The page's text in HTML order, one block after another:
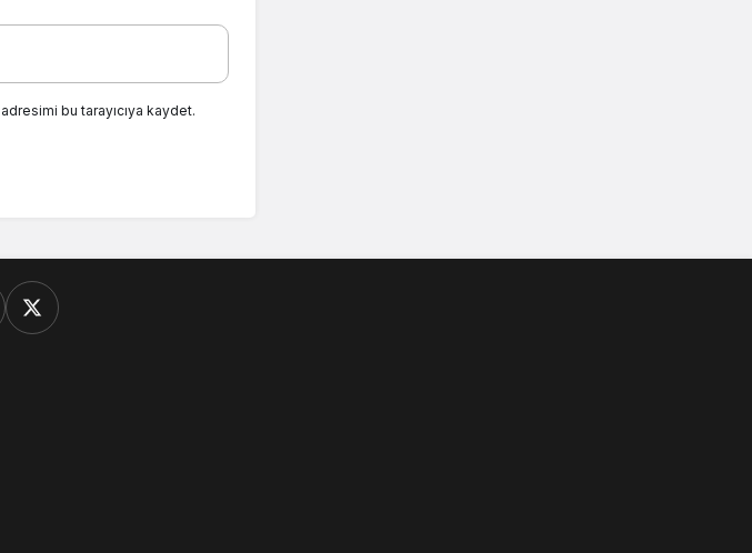
bu tarayıcıya kaydet.